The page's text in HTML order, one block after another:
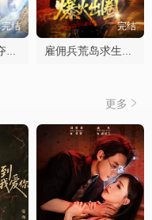
完结
因果系统：我夺气运救苍生
完结
雇佣兵荒岛求生爆火出圈第二季
更多